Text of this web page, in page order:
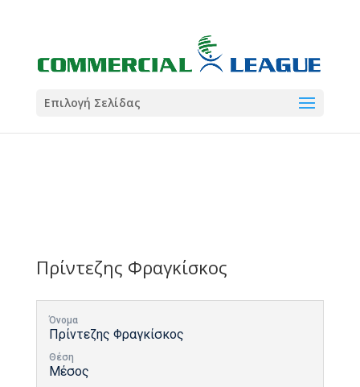
Coral
Σωματείο ΣΟΛ
Coral
5
Επιλογή Σελίδας
Πρίντεζης Φραγκίσκος
Όνομα
Πρίντεζης Φραγκίσκος
Θέση
Μέσος